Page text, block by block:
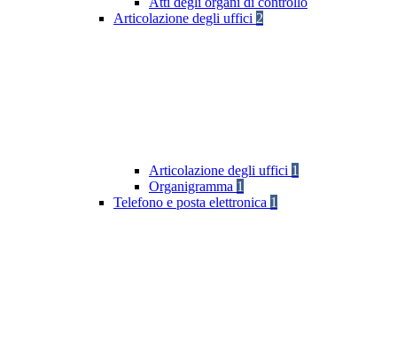
Articolazione degli uffici 2
Articolazione degli uffici 1
Organigramma 1
Telefono e posta elettronica 1